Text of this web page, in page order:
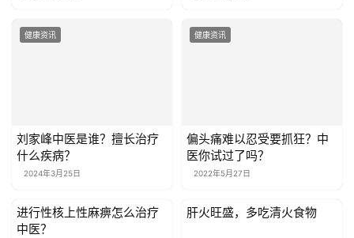
健康资讯
刘家峰中医是谁？擅长治疗
什么疾病？
2024年3月25日
健康资讯
偏头痛难以忍受要抓狂？中
医你试过了吗？
2022年5月27日
健康资讯
进行性核上性麻痹怎么治疗
中医？
健康资讯
肝火旺盛，多吃清火食物